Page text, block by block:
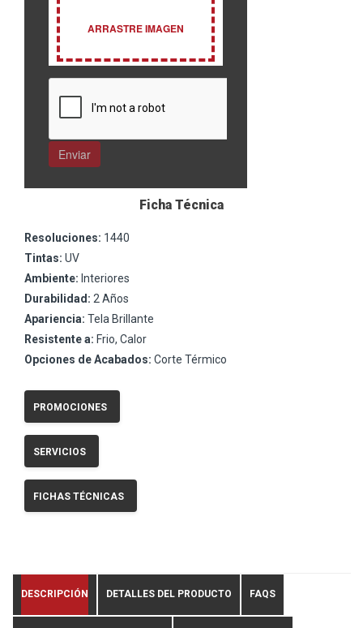
Ficha Técnica
Resoluciones: 1440
Tintas: UV
Ambiente: Interiores
Durabilidad: 2 Años
Apariencia: Tela Brillante
Resistente a: Frio, Calor
Opciones de Acabados: Corte Térmico
PROMOCIONES
SERVICIOS
FICHAS TÉCNICAS
DESCRIPCIÓN DETALLES DEL PRODUCTO FAQS